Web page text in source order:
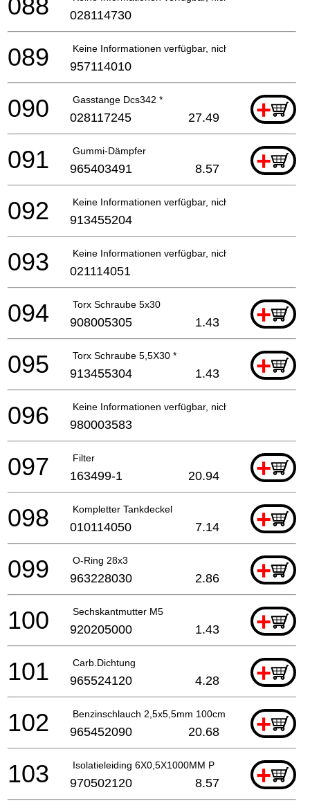
088 028114730
Keine Informationen verfügbar, nicht bestellbar
089 957114010
Gasstange Dcs342 * +
090 028117245 27.49
Gummi-Dämpfer +
091 965403491 8.57
Keine Informationen verfügbar, nicht bestellbar
092 913455204
Keine Informationen verfügbar, nicht bestellbar
093 021114051
Torx Schraube 5x30 +
094 908005305 1.43
Torx Schraube 5,5X30 * +
095 913455304 1.43
Keine Informationen verfügbar, nicht bestellbar
096 980003583
Filter +
097 163499-1 20.94
Kompletter Tankdeckel +
098 010114050 7.14
O-Ring 28x3 +
099 963228030 2.86
Sechskantmutter M5 +
100 920205000 1.43
Carb.Dichtung +
101 965524120 4.28
Benzinschlauch 2,5x5,5mm 100cm +
102 965452090 20.68
Isolatieleiding 6X0,5X1000MM P +
103 970502120 8.57